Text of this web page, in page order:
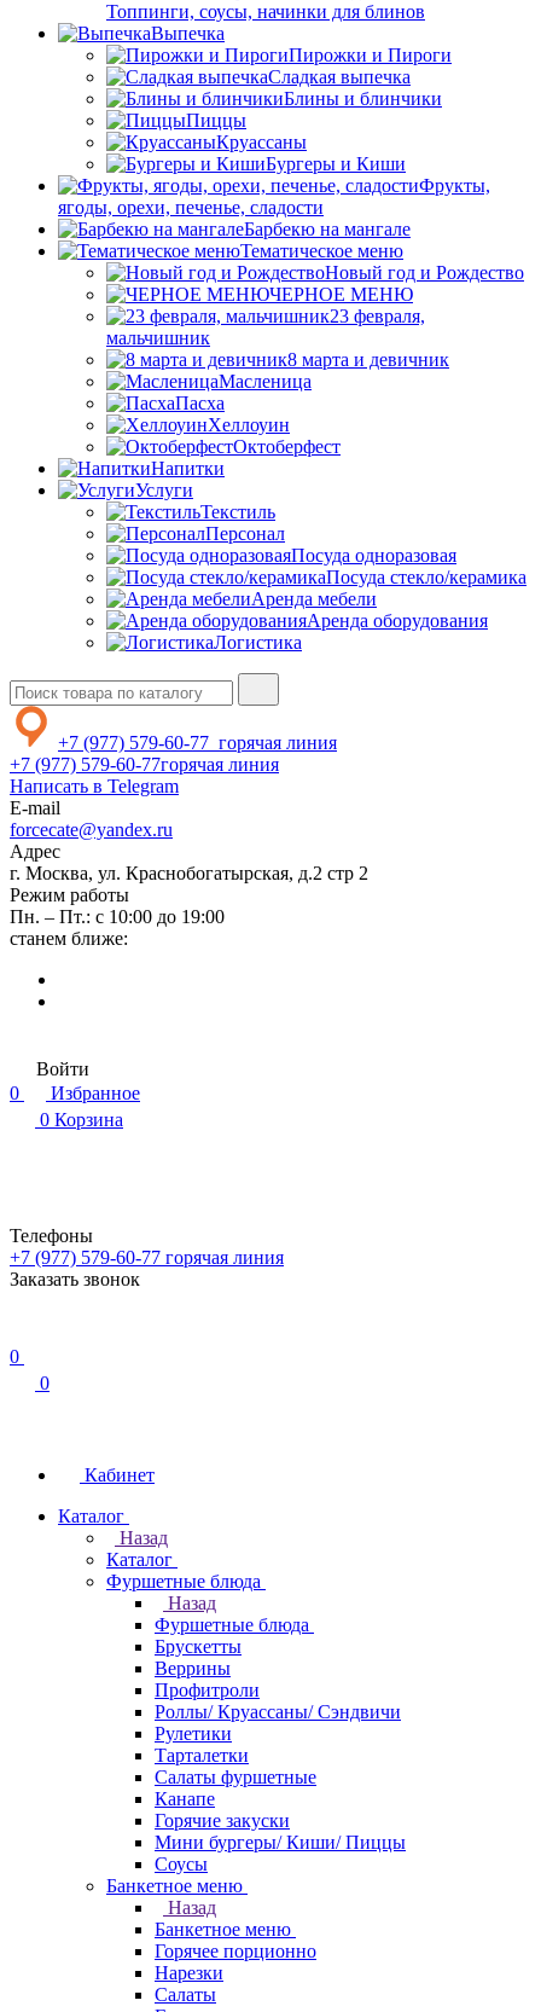
Топпинги, соусы, начинки для блинов
Выпечка
Пирожки и Пироги
Сладкая выпечка
Блины и блинчики
Пиццы
Круасcаны
Бургеры и Киши
Фрукты,
ягоды, орехи, печенье, сладости
Барбекю на мангале
Тематическое меню
Новый год и Рождество
ЧЕРНОЕ МЕНЮ
23 февраля,
мальчишник
8 марта и девичник
Масленица
Пасха
Хеллоуин
Октоберфест
Напитки
Услуги
Текстиль
Персонал
Посуда одноразовая
Посуда стекло/керамика
Аренда мебели
Аренда оборудования
Логистика
+7 (977) 579-60-77 горячая линия
+7 (977) 579-60-77горячая линия
Написать в Telegram
E-mail
forcecate@yandex.ru
Адрес
г. Москва, ул. Краснобогатырская, д.2 стр 2
Режим работы
Пн. – Пт.: с 10:00 до 19:00
станем ближе:
Войти
0
Избранное
0 Корзина
Телефоны
+7 (977) 579-60-77 горячая линия
Заказать звонок
0
0
Кабинет
Каталог
Назад
Каталог
Фуршетные блюда
Назад
Фуршетные блюда
Брускетты
Веррины
Профитроли
Роллы/ Круассаны/ Сэндвичи
Рулетики
Тарталетки
Салаты фуршетные
Канапе
Горячие закуски
Мини бургеры/ Киши/ Пиццы
Соусы
Банкетное меню
Назад
Банкетное меню
Горячее порционно
Нарезки
Салаты